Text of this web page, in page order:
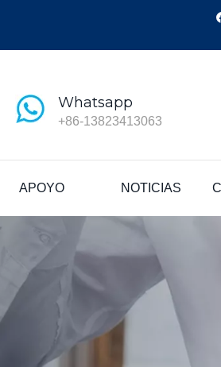
Whatsapp
+86-13823413063
APOYO NOTICIAS